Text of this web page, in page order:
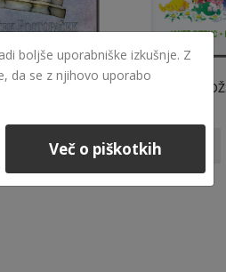
7,00 €
boljše uporabniške izkušnje. Z
da se z njihovo uporabo
Več o piškotkih